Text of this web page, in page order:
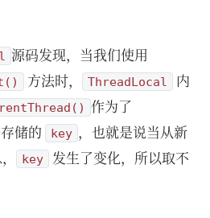
源码发现，当我们使用
方法时， ThreadLocal
内
作为了
储的 key ，也就是说当从新
key
发生了变化，所以取不